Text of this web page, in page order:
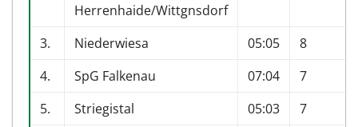
Herrenhaide/Wittgnsdorf
3. Niederwiesa 05:05
8
4.
SpG Falkenau 07:04
7
5.
Striegistal 05:03
7